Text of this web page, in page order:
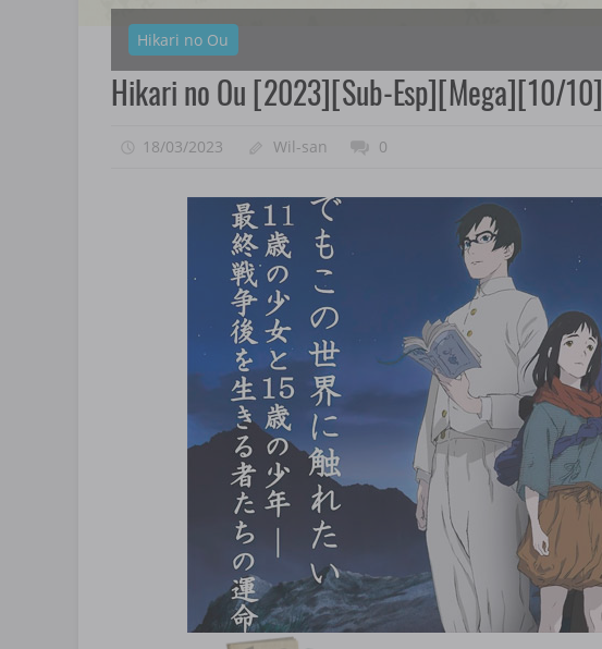
Hikari no Ou
Hikari no Ou [2023][Sub-Esp][Mega][10/10]
18/03/2023 Wil-san 0